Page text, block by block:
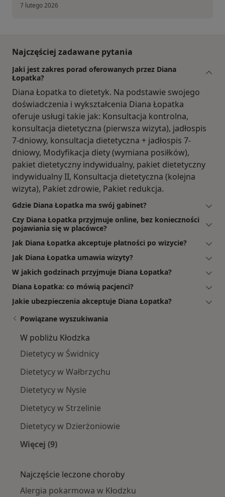
7 lutego 2026
Najczęściej zadawane pytania
Jaki jest zakres porad oferowanych przez Diana
Łopatka?
Diana Łopatka to dietetyk. Na podstawie swojego
doświadczenia i wykształcenia Diana Łopatka
oferuje usługi takie jak: Konsultacja kontrolna,
konsultacja dietetyczna (pierwsza wizyta), jadłospis
7-dniowy, konsultacja dietetyczna + jadłospis 7-
dniowy, Modyfikacja diety (wymiana posiłków),
pakiet dietetyczny indywidualny, pakiet dietetyczny
indywidualny II, Konsultacja dietetyczna (kolejna
wizyta), Pakiet zdrowie, Pakiet redukcja.
Gdzie Diana Łopatka ma swój gabinet?
Czy Diana Łopatka przyjmuje online, bez konieczności
pojawiania się w placówce?
Jak Diana Łopatka akceptuje płatności po wizycie?
Jak Diana Łopatka umawia wizyty?
W jakich godzinach przyjmuje Diana Łopatka?
Diana Łopatka: co mówią pacjenci?
Jakie ubezpieczenia akceptuje Diana Łopatka?
Powiązane wyszukiwania
W pobliżu Kłodzka
Dietetycy w Świdnicy
Dietetycy w Wałbrzychu
Dietetycy w Nysie
Dietetycy w Strzelinie
Dietetycy w Dzierżoniowie
Więcej (9)
Najczęście leczone choroby
Alergia pokarmowa w Kłodzku